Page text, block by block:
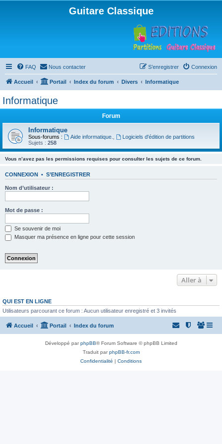
Guitare Classique
FAQ Nous contacter Connexion
S’enregistrer
Accueil Portail Index du forum Divers Informatique
Informatique
Forum
Informatique
Sous-forums : Aide informatique.
Logiciels d'édition de partitions
Sujets : 258
Vous n’avez pas les permissions requises pour consulter les sujets de ce forum.
CONNEXION • S’ENREGISTRER
Nom d’utilisateur :
Mot de passe :
Se souvenir de moi
Masquer ma présence en ligne pour cette session
Aller à
QUI EST EN LIGNE
Utilisateurs parcourant ce forum : Aucun utilisateur enregistré et 3 invités
Accueil Portail Index du forum
Développé parphpBB® Forum Software © phpBB Limited
Traduit parphpBB-fr.com
Confidentialité | Conditions